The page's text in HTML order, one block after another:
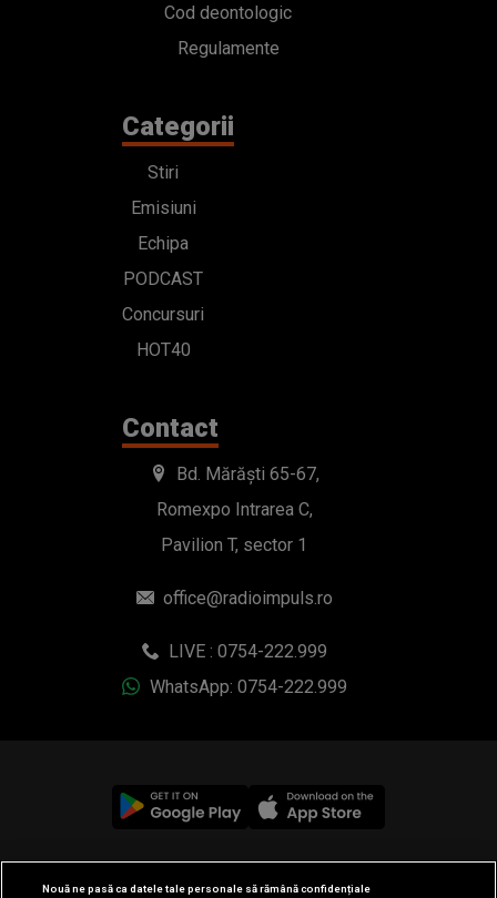
Cod deontologic
Regulamente
Categorii
Stiri
Emisiuni
Echipa
PODCAST
Concursuri
HOT40
Contact
Bd. Mărăști 65-67,
Romexpo Intrarea C,
Pavilion T, sector 1
office@radioimpuls.ro
LIVE : 0754-222.999
WhatsApp: 0754-222.999
© 2019-2026 DOGAN MEDIA INTERNATIONAL SA, Toate
Nouă ne pasă ca datele tale personale să rămână confidențiale